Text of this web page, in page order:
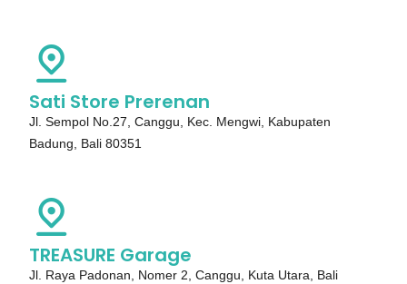
Sati Store Prerenan
Jl. Sempol No.27, Canggu, Kec. Mengwi, Kabupaten
Badung, Bali 80351
TREASURE Garage
Jl. Raya Padonan, Nomer 2, Canggu, Kuta Utara, Bali